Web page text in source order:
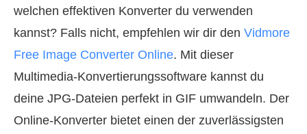
welchen effektiven Konverter du verwenden
kannst? Falls nicht, empfehlen wir dir den Vidmore
Free Image Converter Online. Mit dieser
Multimedia-Konvertierungssoftware kannst du
deine JPG-Dateien perfekt in GIF umwandeln. Der
Online-Konverter bietet einen der zuverlässigsten